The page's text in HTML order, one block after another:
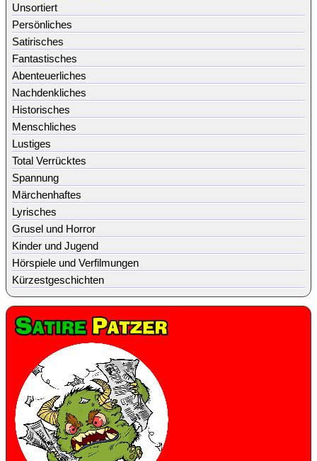
Unsortiert
Persönliches
Satirisches
Fantastisches
Abenteuerliches
Nachdenkliches
Historisches
Menschliches
Lustiges
Total Verrücktes
Spannung
Märchenhaftes
Lyrisches
Grusel und Horror
Kinder und Jugend
Hörspiele und Verfilmungen
Kürzestgeschichten